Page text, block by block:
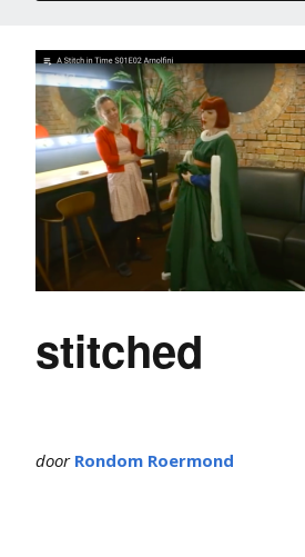
stitched
door Rondom Roermond